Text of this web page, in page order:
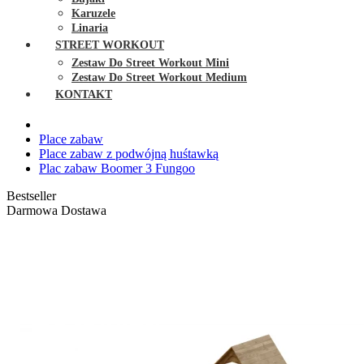
Karuzele
Linaria
STREET WORKOUT
Zestaw Do Street Workout Mini
Zestaw Do Street Workout Medium
KONTAKT
Place zabaw
Place zabaw z podwójną huśtawką
Plac zabaw Boomer 3 Fungoo
Bestseller
Darmowa Dostawa